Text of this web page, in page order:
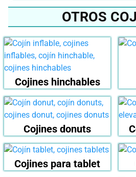
OTROS
Cojines hinchables
Cojines donuts
Cojines para tablet